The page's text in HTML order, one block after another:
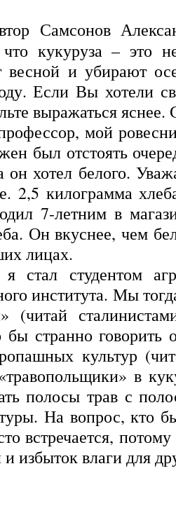
Самсонов
что кукуруза – это
весной и убирают
Если Вы хотели
выражаться
мой
был отстоять
он хотел белого.
2,5 килограмма
7-летним в
Он вкуснее, чем
лицах.
стал студентом
института. Мы
(читай
странно говорить
культур
в
полосы трав с
На вопрос, кто
встречается,
избыток влаги для